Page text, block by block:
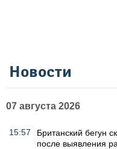
Новости
07 августа 2026
15:57
Британский бегун
после выявления